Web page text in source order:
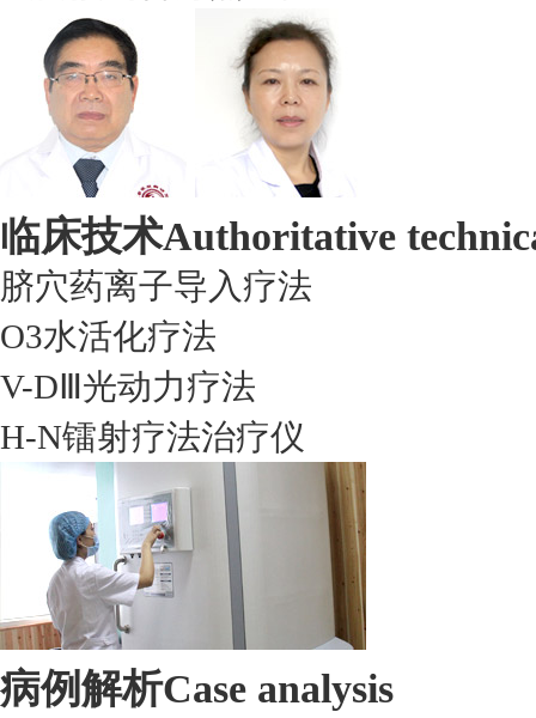
临床技术Authoritative
脐穴药离子导入疗法
O3水活化疗法
V-DⅢ光动力疗法
H-N镭射疗法治疗仪
病例解析Case analysis